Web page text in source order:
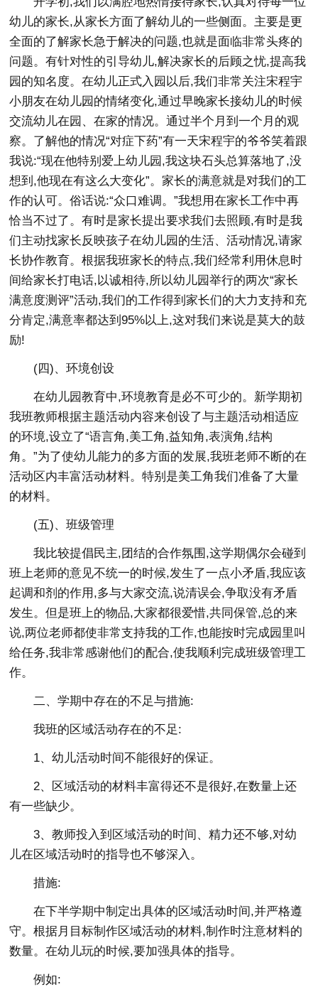
幼儿的家长,从家长方面了解幼儿的一些侧面。主要是更
全面的了解家长急于解决的问题,也就是面临非常头疼的
问题。有针对性的引导幼儿,解决家长的后顾之忧,提高我
园的知名度。在幼儿正式入园以后,我们非常关注宋程宇
小朋友在幼儿园的情绪变化,通过早晚家长接幼儿的时候
交流幼儿在园、在家的情况。通过半个月到一个月的观
察。了解他的情况“对症下药”有一天宋程宇的爷爷笑着跟
我说:“现在他特别爱上幼儿园,我这块石头总算落地了,没
想到,他现在有这么大变化”。家长的满意就是对我们的工
作的认可。俗话说:“众口难调。”我想用在家长工作中再
恰当不过了。有时是家长提出要求我们去照顾,有时是我
们主动找家长反映孩子在幼儿园的生活、活动情况,请家
长协作教育。根据我班家长的特点,我们经常利用休息时
间给家长打电话,以诚相待,所以幼儿园举行的两次“家长
满意度测评”活动,我们的工作得到家长们的大力支持和充
分肯定,满意率都达到95%以上,这对我们来说是莫大的鼓
励!
(四)、环境创设
在幼儿园教育中,环境教育是必不可少的。新学期初
我班教师根据主题活动内容来创设了与主题活动相适应
的环境,设立了“语言角,美工角,益知角,表演角,结构
角。”为了使幼儿能力的多方面的发展,我班老师不断的在
活动区内丰富活动材料。特别是美工角我们准备了大量
的材料。
(五)、班级管理
我比较提倡民主,团结的合作氛围,这学期偶尔会碰到
班上老师的意见不统一的时候,发生了一点小矛盾,我应该
起调和剂的作用,多与大家交流,说清误会,争取没有矛盾
发生。但是班上的物品,大家都很爱惜,共同保管,总的来
说,两位老师都使非常支持我的工作,也能按时完成园里叫
给任务,我非常感谢他们的配合,使我顺利完成班级管理工
作。
二、学期中存在的不足与措施:
我班的区域活动存在的不足:
1、幼儿活动时间不能很好的保证。
2、区域活动的材料丰富得还不是很好,在数量上还
有一些缺少。
3、教师投入到区域活动的时间、精力还不够,对幼
儿在区域活动时的指导也不够深入。
措施:
在下半学期中制定出具体的区域活动时间,并严格遵
守。根据月目标制作区域活动的材料,制作时注意材料的
数量。在幼儿玩的时候,要加强具体的指导。
例如: